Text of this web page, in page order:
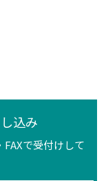
込み
で受付けして